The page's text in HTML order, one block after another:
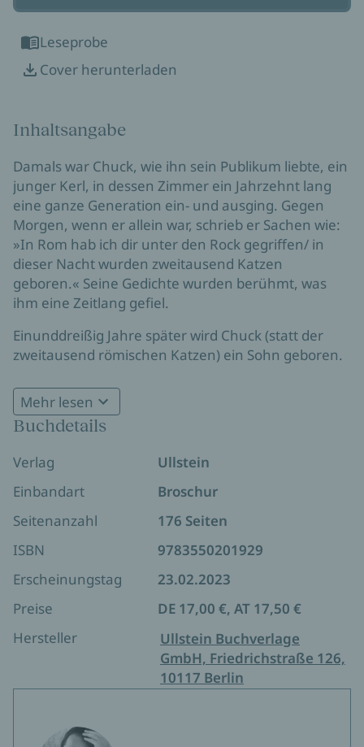
Leseprobe
Cover herunterladen
Inhaltsangabe
Damals war Chuck, wie ihn sein Publikum liebte, ein
junger Kerl, in dessen Zimmer ein Jahrzehnt lang
eine ganze Generation ein- und ausging. Gegen
Morgen, wenn er allein war, schrieb er Sachen wie:
»In Rom hab ich dir unter den Rock gegriffen/ in
dieser Nacht wurden zweitausend Katzen
geboren.« Seine Gedichte wurden berühmt, was
ihm eine Zeitlang gefiel.
Einunddreißig Jahre später wird Chuck (statt der
zweitausend römischen Katzen) ein Sohn geboren.
erzählt. Der Einzelgänger, der Vater wird. Der Vater,
der einem Kind sein Vertrauen, seine Liebe und
seine Freundschaft schenkt.
Kein leichtes Spiel. Jeder, der Vater ist, weiß: »Tu,
was du willst! Eine bessere Gelegenheit, Fehler zu
Mehr lesen
Buchdetails
Verlag
Ullstein
Einbandart
Broschur
Seitenanzahl
176 Seiten
ISBN
9783550201929
Erscheinungstag
23.02.2023
Preise
DE 17,00 €, AT 17,50 €
Hersteller
Ullstein Buchverlage
GmbH, Friedrichstraße 126,
10117 Berlin